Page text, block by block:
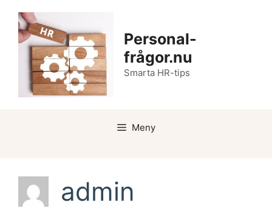
innehåll
Personal-
frågor.nu
Smarta HR-tips
Meny
admin